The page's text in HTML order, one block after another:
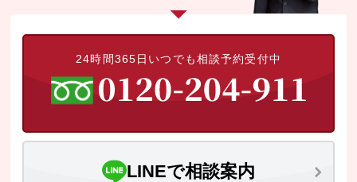
24時間365日いつでも相談予約受付中
LINEで相談案内